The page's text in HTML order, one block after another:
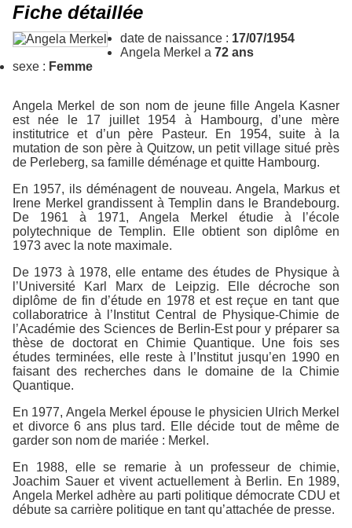
Fiche détaillée
date de naissance : 17/07/1954
Angela Merkel a 72 ans
sexe : Femme
Angela Merkel de son nom de jeune fille Angela Kasner
est née le 17 juillet 1954 à Hambourg, d’une mère
institutrice et d’un père Pasteur. En 1954, suite à la
mutation de son père à Quitzow, un petit village situé près
de Perleberg, sa famille déménage et quitte Hambourg.
En 1957, ils déménagent de nouveau. Angela, Markus et
Irene Merkel grandissent à Templin dans le Brandebourg.
De 1961 à 1971, Angela Merkel étudie à l’école
polytechnique de Templin. Elle obtient son diplôme en
1973 avec la note maximale.
De 1973 à 1978, elle entame des études de Physique à
l’Université Karl Marx de Leipzig. Elle décroche son
diplôme de fin d’étude en 1978 et est reçue en tant que
collaboratrice à l’Institut Central de Physique-Chimie de
l’Académie des Sciences de Berlin-Est pour y préparer sa
thèse de doctorat en Chimie Quantique. Une fois ses
études terminées, elle reste à l’Institut jusqu’en 1990 en
faisant des recherches dans le domaine de la Chimie
Quantique.
En 1977, Angela Merkel épouse le physicien Ulrich Merkel
et divorce 6 ans plus tard. Elle décide tout de même de
garder son nom de mariée : Merkel.
En 1988, elle se remarie à un professeur de chimie,
Joachim Sauer et vivent actuellement à Berlin. En 1989,
Angela Merkel adhère au parti politique démocrate CDU et
débute sa carrière politique en tant qu’attachée de presse.